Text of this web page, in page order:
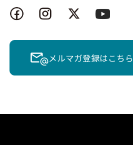
メルマガ登録はこちら